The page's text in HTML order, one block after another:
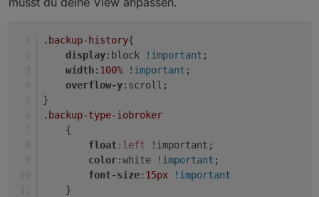
Kannst du auch eine Html machen für Latest backup
found by start?
.backup-history{
display:block !important ;
width: 100% !important ;
overflow-y:scroll;
}
.backup-type-iobroker
    {
float:left !important;
color:white !important ;
font-size: 15px
!important
    }